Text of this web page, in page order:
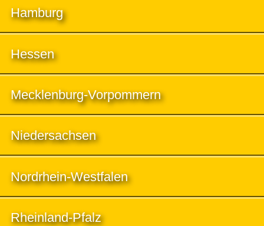
Hamburg
Hessen
Mecklenburg-Vorpommern
Niedersachsen
Nordrhein-Westfalen
Rheinland-Pfalz